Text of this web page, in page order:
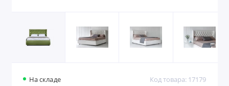
На складе Код товара: 17179